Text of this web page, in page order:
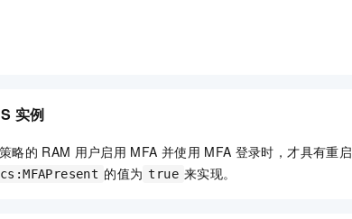
实例
略的 RAM 用户启用 MFA 并使用 MFA 登录时，才具有重启
的值为 true 来实现。